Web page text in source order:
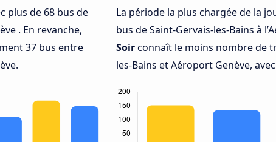
plus de 68 bus de
. En revanche,
37 bus entre
La période la plus chargée de la
bus de Saint-Gervais-les-Bains à
Soirconnaît le moins nombre de
les-Bains et Aéroport Genève,